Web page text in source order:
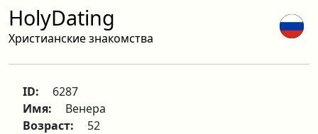
HolyDating
Христианские знакомства
ID:
6287
Имя:
Венера
Возраст:
52